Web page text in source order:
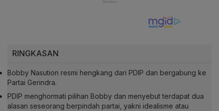
RINGKASAN
Bobby Nasution resmi hengkang dari PDIP dan bergabung ke
Partai Gerindra.
PDIP menghormati pilihan Bobby dan menyebut terdapat dua
alasan seseorang berpindah partai, yakni idealisme atau